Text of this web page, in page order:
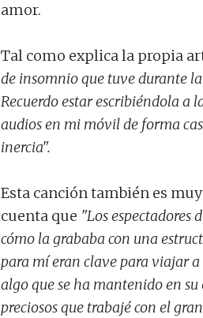
amor.
Tal como explica la propia
de insomnio que tuve durante
Recuerdo estar escribiéndola a
audios en mi móvil de forma
inercia".
Esta canción también es
cuenta que "Los espectadores
cómo la grababa con una
para mí eran clave para viajar a
algo que se ha mantenido en
preciosos que trabajé con el